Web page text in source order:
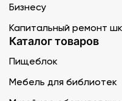
Бизнесу
Капитальный ремонт
Каталог товаров
Пищеблок
Мебель для библиотек